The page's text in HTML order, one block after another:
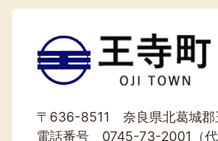
王
寺
町
TOWN
〒636-8511 奈良県北葛城郡
電話番号 0745-73-2001（